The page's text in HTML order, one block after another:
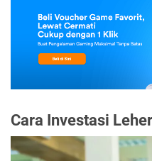
Cara Investasi